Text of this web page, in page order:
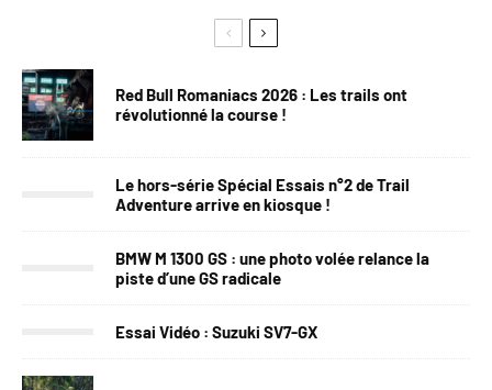
Red Bull Romaniacs 2026 : Les trails ont
révolutionné la course !
Le hors-série Spécial Essais n°2 de Trail
Adventure arrive en kiosque !
BMW M 1300 GS : une photo volée relance la
piste d’une GS radicale
Essai Vidéo : Suzuki SV7-GX